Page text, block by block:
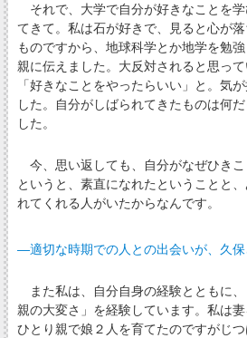
それで、大学で自分が好きなことを
てきて。私は石が好きで、見ると心が
ものですから、地球科学とか地学を勉
親に伝えました。大反対されると思っ
「好きなことをやったらいい」と。気
した。自分がしばられてきたものは何
した。
今、思い返しても、自分がなぜひき
というと、素直になれたということと
れてくれる人がいたからなんです。
―適切な時期での人との出会いが、久保
また私は、自分自身の経験とともに
親の大変さ」を経験しています。私は妻
ひとり親で娘２人を育てたのですがじ